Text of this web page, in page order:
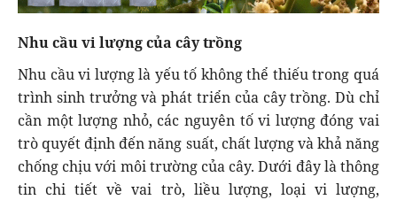
Nhu cầu vi lượng của cây trồng
Nhu cầu vi lượng là yếu tố không thể thiếu trong quá
trình sinh trưởng và phát triển của cây trồng. Dù chỉ
cần một lượng nhỏ, các nguyên tố vi lượng đóng vai
trò quyết định đến năng suất, chất lượng và khả năng
chống chịu với môi trường của cây. Dưới đây là thông
tin chi tiết về vai trò, liều lượng, loại vi lượng,